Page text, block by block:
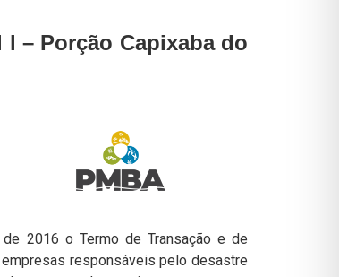
– Porção Capixaba do
2016 o Termo de Transação e de
responsáveis pelo desastre